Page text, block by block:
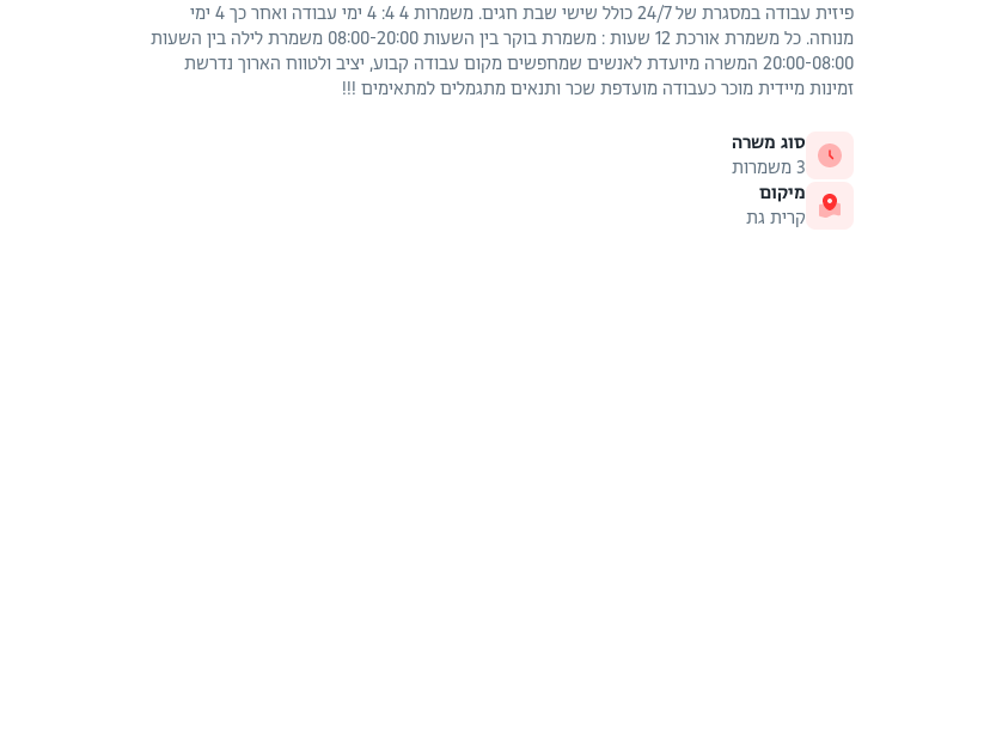
פיזית עבודה במסגרת של 24/7 כולל שישי שבת חגים. משמרות 4 4: 4 ימי עבודה ואחר כך 4 ימי
מנוחה. כל משמרת אורכת 12 שעות : משמרת בוקר בין השעות 08:00-20:00 משמרת לילה בין השעות
20:00-08:00 המשרה מיועדת לאנשים שמחפשים מקום עבודה קבוע, יציב ולטווח הארוך נדרשת
זמינות מיידית מוכר כעבודה מועדפת שכר ותנאים מתגמלים למתאימים !!!
סוג משרה
3 משמרות
מיקום
קרית גת